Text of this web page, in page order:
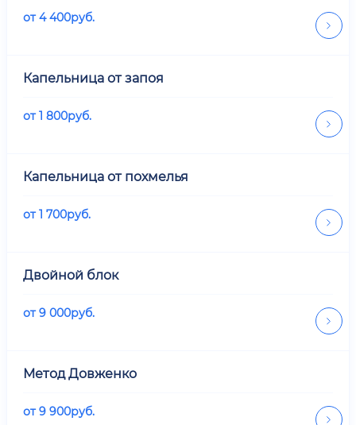
от4 400руб.
Капельница от запоя
от1 800руб.
Капельница от похмелья
от1 700руб.
Двойной блок
от9 000руб.
Метод Довженко
от9 900руб.